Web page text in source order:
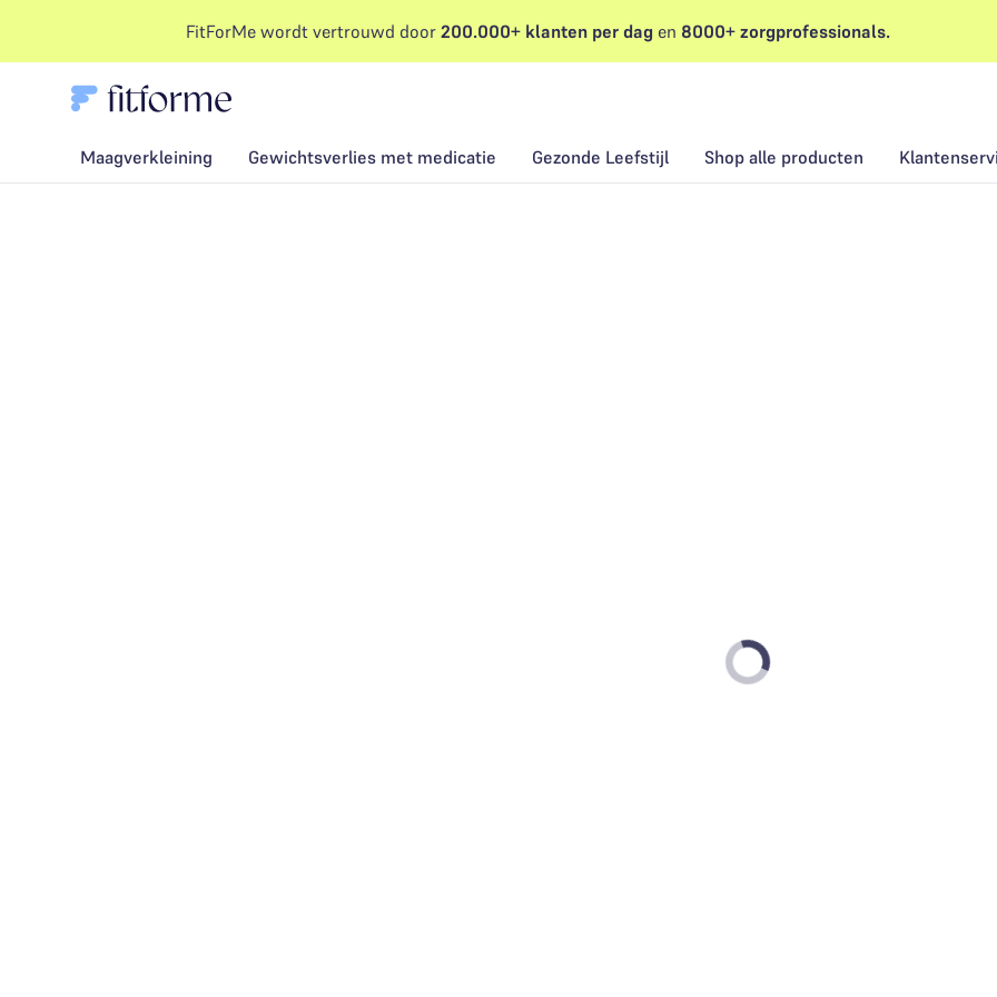
FitForMe wordt vertrouwd door 200.000+ klanten per dag en 8000+ zorgprofessionals.
Maagverkleining Gewichtsverlies met medicatie Gezonde Leefstijl Shop alle producten